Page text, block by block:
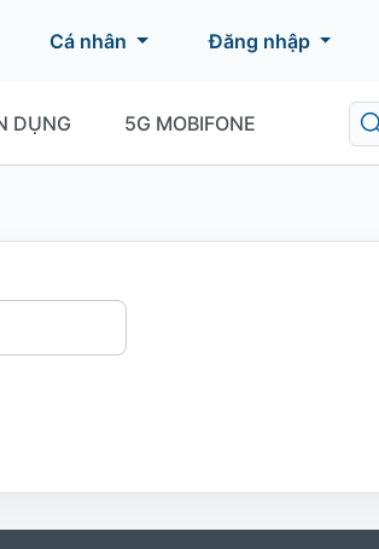
Cá nhân Đăng nhập
DỤNG 5G MOBIFONE